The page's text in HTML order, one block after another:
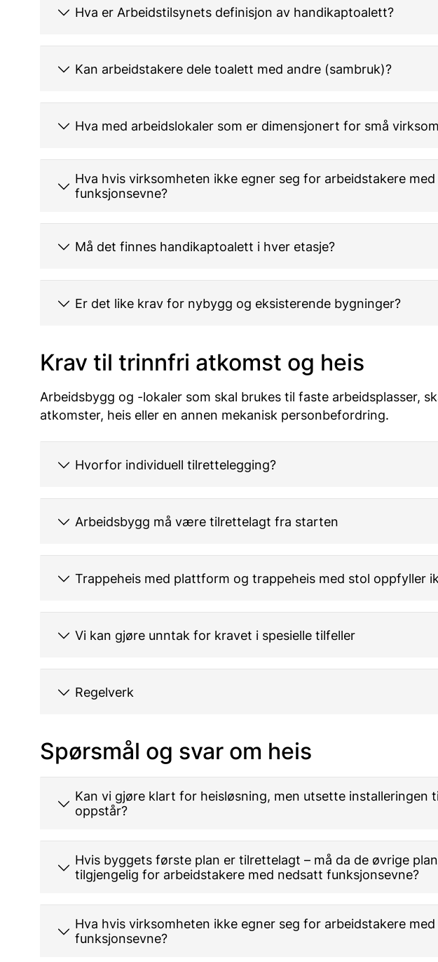
Hva er Arbeidstilsynets definisjon av handikaptoalett?
Kan arbeidstakere dele toalett med andre (sambruk)?
Hva med arbeidslokaler som er dimensjonert for små
Hva hvis virksomheten ikke egner seg for arbeidstakere
funksjonsevne?
Må det finnes handikaptoalett i hver etasje?
Er det like krav for nybygg og eksisterende bygninger?
Krav til trinnfri atkomst og heis
Arbeidsbygg og -lokaler som skal brukes til faste arbeidsplasser,
atkomster, heis eller en annen mekanisk personbefordring.
Hvorfor individuell tilrettelegging?
Arbeidsbygg må være tilrettelagt fra starten
Trappeheis med plattform og trappeheis med stol oppfyller
Vi kan gjøre unntak for kravet i spesielle tilfeller
Regelverk
Spørsmål og svar om heis
Kan vi gjøre klart for heisløsning, men utsette installeringen
oppstår?
Hvis byggets første plan er tilrettelagt – må da de øvrige
tilgjengelig for arbeidstakere med nedsatt funksjonsevne?
Hva hvis virksomheten ikke egner seg for arbeidstakere
funksjonsevne?